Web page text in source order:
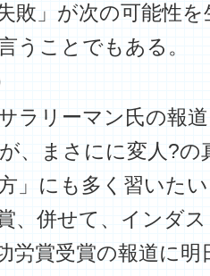
敗」が次の可能性
うことでもある。
ラリーマン氏の報
、まさにに変人?の
」にも多く習いた
、併せて、インダ
賞受賞の報道に明